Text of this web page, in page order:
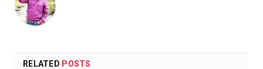
RELATED POSTS